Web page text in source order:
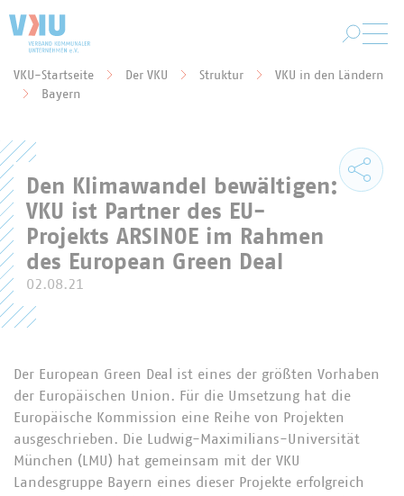
Sie befinden sich hier:
VKU-Startseite Der VKU Struktur
VKU in den Ländern
Bayern
Den Klimawandel bewältigen:
VKU ist Partner des EU-
Projekts ARSINOE im Rahmen
des European Green Deal
02.08.21
Der European Green Deal ist eines der größten Vorhaben
der Europäischen Union. Für die Umsetzung hat die
Europäische Kommission eine Reihe von Projekten
ausgeschrieben. Die Ludwig-Maximilians-Universität
München (LMU) hat gemeinsam mit der VKU
Landesgruppe Bayern eines dieser Projekte erfolgreich